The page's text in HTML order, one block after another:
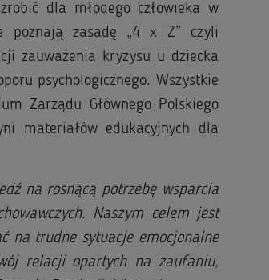
dla młodego człowieka w
poznają zasadę „4 x Z” czyli
zauważenia kryzysu u dziecka
psychologicznego. Wszystkie
Zarządu Głównego Polskiego
materiałów edukacyjnych dla
na rosnącą potrzebę wsparcia
Naszym celem jest
na trudne sytuacje emocjonalne
relacji opartych na zaufaniu,